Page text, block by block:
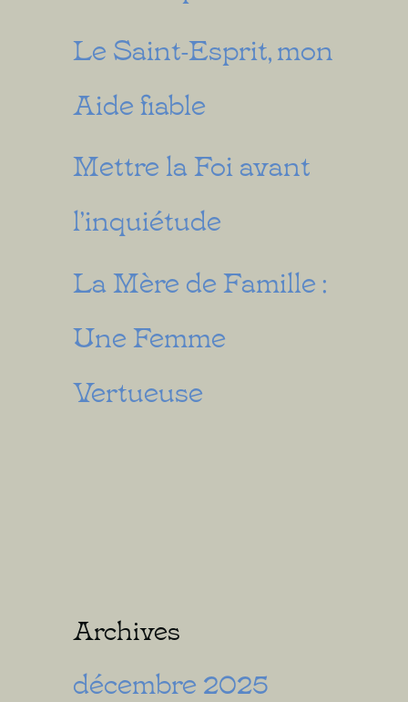
Le Saint-Esprit, mon
Aide fiable
Mettre la Foi avant
l’inquiétude
La Mère de Famille :
Une Femme
Vertueuse
Archives
décembre 2025